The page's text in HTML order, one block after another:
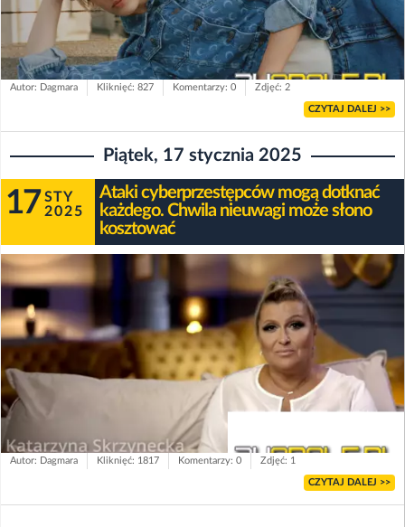
Autor: Dagmara Kliknięć: 827 Komentarzy: 0 Zdjęć: 2
CZYTAJ DALEJ >>
Piątek, 17 stycznia 2025
17 STY
2025
Ataki cyberprzestępców mogą dotknać
każdego. Chwila nieuwagi może słono
kosztować
Autor: Dagmara Kliknięć: 1817 Komentarzy: 0 Zdjęć: 1
CZYTAJ DALEJ >>